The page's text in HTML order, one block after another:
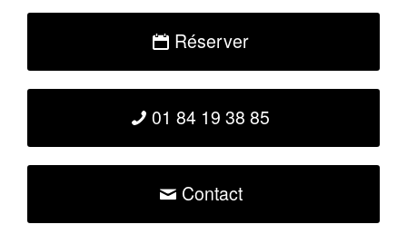
Réserver
01 84 19 38 85
Contact